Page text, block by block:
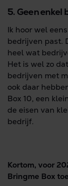
5. Geen enkel
Ik hoor wel
bedrijven past.
heel wat
Het is wel zo
bedrijven met
ook daar
Box 10, een
de eisen van
bedrijf.
Kortom, voor
Bringme Box